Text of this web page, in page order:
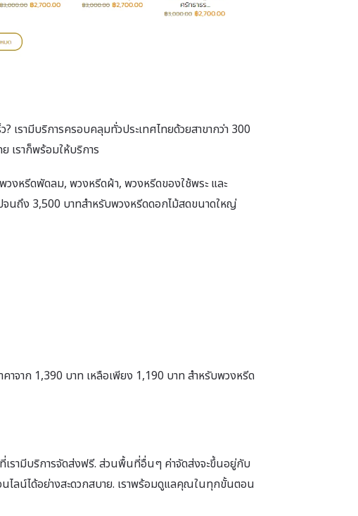
? เรามีบริการครอบคลุมทั่วประเทศไทยด้วยสาขากว่า 300
เราก็พร้อมให้บริการ
วงหรีดพัดลม, พวงหรีดผ้า, พวงหรีดของใช้พระ และ
จนถึง 3,500 บาทสำหรับพวงหรีดดอกไม้สดขนาดใหญ่
คาจาก 1,390 บาท เหลือเพียง 1,190 บาท สำหรับพวงหรีด
ที่เรามีบริการจัดส่งฟรี. ส่วนพื้นที่อื่นๆ ค่าจัดส่งจะขึ้นอยู่กับ
นไลน์ได้อย่างสะดวกสบาย. เราพร้อมดูแลคุณในทุกขั้นตอน